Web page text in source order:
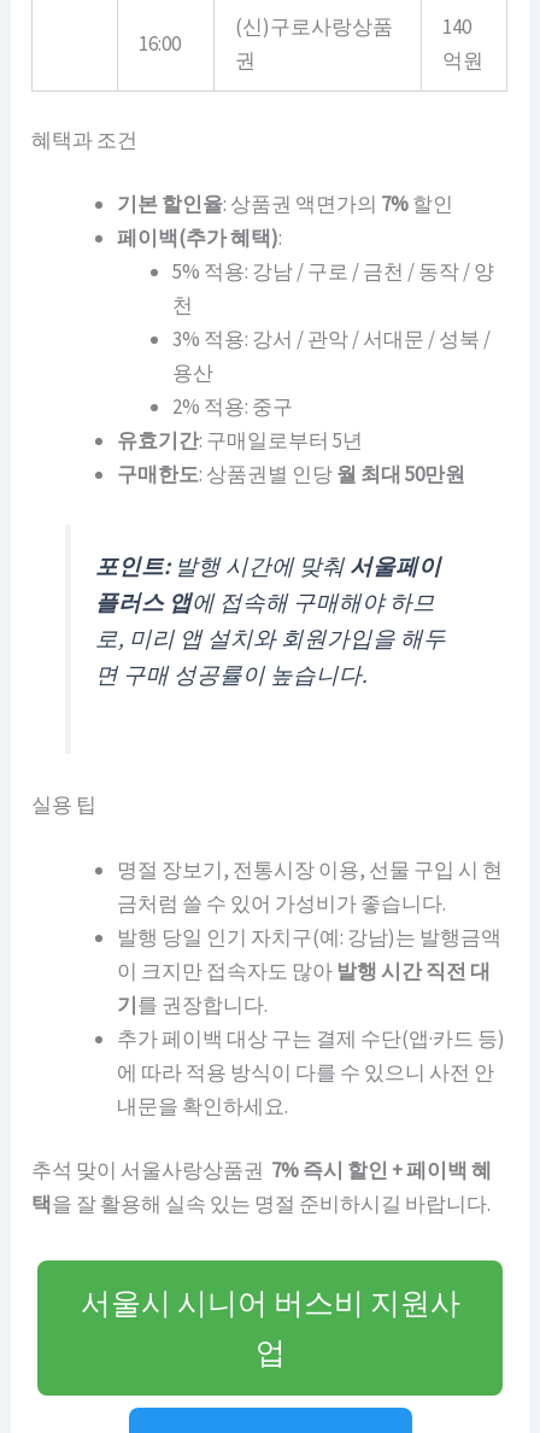
16:00
(신)구로사랑상품
권
140
억원
혜택과 조건
기본 할인율: 상품권 액면가의 7%할인
페이백(추가 혜택):
5% 적용: 강남 / 구로 / 금천 / 동작 / 양
천
3% 적용: 강서 / 관악 / 서대문 / 성북 /
용산
2% 적용: 중구
유효기간: 구매일로부터 5년
구매한도: 상품권별 인당월 최대 50만원
포인트:발행 시간에 맞춰서울페이
플러스 앱에 접속해 구매해야 하므
로, 미리 앱 설치와 회원가입을 해두
면 구매 성공률이 높습니다.
실용 팁
명절 장보기, 전통시장 이용, 선물 구입 시 현
금처럼 쓸 수 있어 가성비가 좋습니다.
발행 당일 인기 자치구(예: 강남)는 발행금액
이 크지만 접속자도 많아 발행 시간 직전 대
기를 권장합니다.
추가 페이백 대상 구는 결제 수단(앱·카드 등)
에 따라 적용 방식이 다를 수 있으니 사전 안
내문을 확인하세요.
추석 맞이 서울사랑상품권 7% 즉시 할인 + 페이백 혜
택을 잘 활용해 실속 있는 명절 준비하시길 바랍니다.
서울시 시니어 버스비 지원사
업